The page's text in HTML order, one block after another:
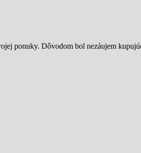
ponuky. Dôvodom bol nezáujem